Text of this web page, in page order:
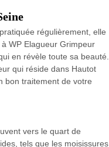
régulièrement, elle
WP Elagueur Grimpeur
en révèle toute sa beauté.
qui réside dans Hautot
bon traitement de votre
vers le quart de
tels que les moisissures